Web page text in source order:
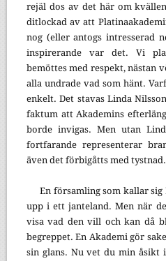
rejäl dos av det här om
ditlockad av att
nog (eller antogs intresserad
inspirerande var det. Vi
bemöttes med respekt, nästan
alla undrade vad som hänt.
enkelt. Det stavas Linda
faktum att Akademins
borde invigas. Men utan
fortfarande representerar
även det förbigåtts med tystnad.
En församling som kallar
upp i ett janteland. Men när
visa vad den vill och kan då
begreppet. En Akademi gör
sin glans. Nu vet du min åsikt